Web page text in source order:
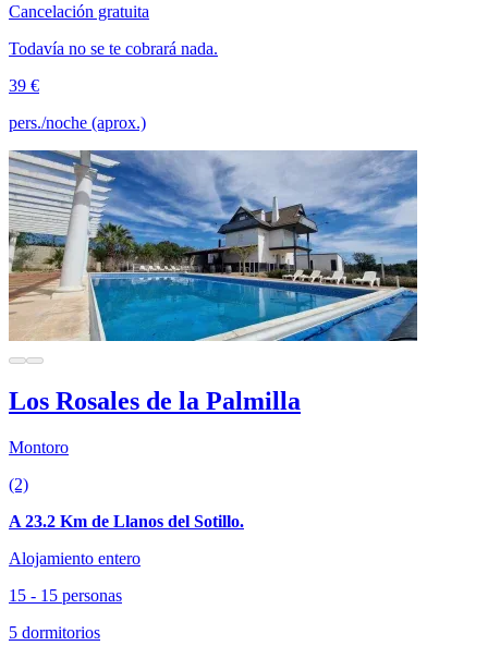
Cancelación gratuita
Todavía no se te cobrará nada.
39 €
pers./noche (aprox.)
Los Rosales de la Palmilla
Montoro
(2)
A 23.2 Km de Llanos del Sotillo.
Alojamiento entero
15 - 15 personas
5 dormitorios